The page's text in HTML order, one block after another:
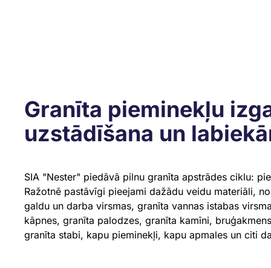
Granīta pieminekļu
uzstādīšana un
SIA "Nester" piedāvā pilnu granīta apstrādes ciklu:
Ražotnē pastāvīgi pieejami dažādu veidu materiāli,
galdu un darba virsmas, granīta vannas istabas
kāpnes, granīta palodzes, granīta kamīni,
granīta stabi, kapu pieminekļi, kapu apmales un citi